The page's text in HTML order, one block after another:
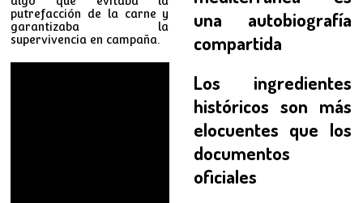
putrefacción de la carne y
garantizaba la
supervivencia en campaña.
una autobiografía
compartida
Los ingredientes
históricos son más
elocuentes que los
documentos
oficiales